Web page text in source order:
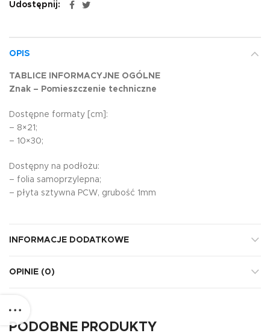
Udostępnij
OPIS
TABLICE INFORMACYJNE OGÓLNE
Znak – Pomieszczenie techniczne
Dostępne formaty [cm]:
– 8×21;
– 10×30;
Dostępny na podłożu:
– folia samoprzylepna;
– płyta sztywna PCW, grubość 1mm
INFORMACJE DODATKOWE
OPINIE (0)
PODOBNE PRODUKTY